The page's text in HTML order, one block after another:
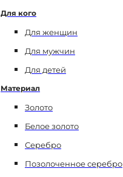
Для кого
Для женщин
Для мужчин
Для детей
Материал
Золото
Белое золото
Серебро
Позолоченное серебро